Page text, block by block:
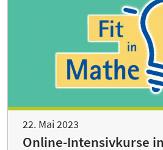
22. Mai 2023
Online-Intensivkurse